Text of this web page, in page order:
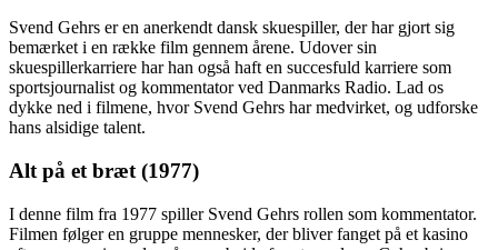
Svend Gehrs er en anerkendt dansk skuespiller, der har gjort sig
bemærket i en række film gennem årene. Udover sin
skuespillerkarriere har han også haft en succesfuld karriere som
sportsjournalist og kommentator ved Danmarks Radio. Lad os
dykke ned i filmene, hvor Svend Gehrs har medvirket, og udforske
hans alsidige talent.
Alt på et bræt (1977)
I denne film fra 1977 spiller Svend Gehrs rollen som kommentator.
Filmen følger en gruppe mennesker, der bliver fanget på et kasino